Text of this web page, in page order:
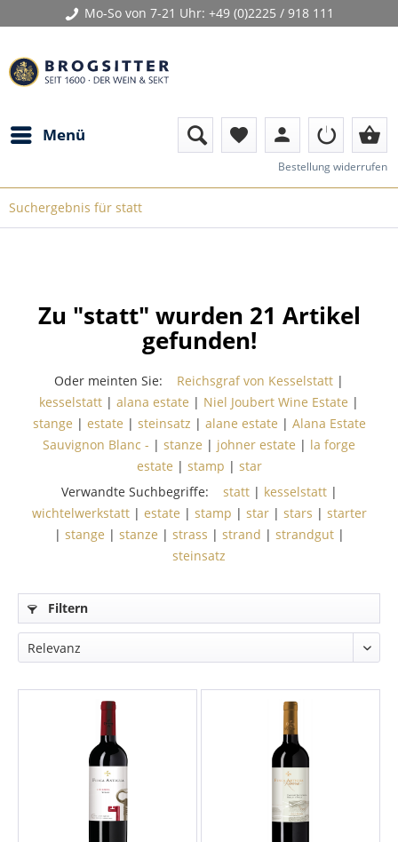
Mo-So von 7-21 Uhr: +49 (0)2225 / 918 111
Menü favorite person shopping_basket
Bestellung widerrufen
Suchergebnis für statt
Zu "statt" wurden 21 Artikel
gefunden!
Oder meinten Sie: Reichsgraf von Kesselstatt |
kesselstatt | alana estate | Niel Joubert Wine Estate |
stange | estate | steinsatz | alane estate | Alana Estate
Sauvignon Blanc - | stanze | johner estate | la forge
estate | stamp | star
Verwandte Suchbegriffe:
statt| kesselstatt|
wichtelwerkstatt| estate | stamp | star| stars | starter
| stange | stanze | strass | strand | strandgut|
steinsatz
Filtern